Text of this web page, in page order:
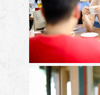
echten